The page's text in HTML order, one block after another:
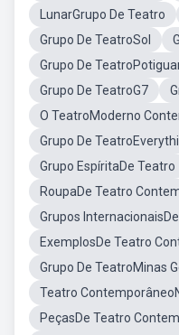
LunarGrupo De Teatro
Grupo De TeatroSol
Grupo De
Grupo De TeatroG7
O TeatroModerno
Grupo De
Grupo EspíritaDe Teatro
RoupaDe Teatro
Grupos
ExemplosDe Teatro
Grupo De TeatroMinas
Teatro
PeçasDe Teatro